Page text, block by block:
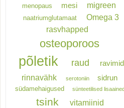
menopaus mesi migreen
naatriumglutamaat
Omega 3
rasvhapped
osteoporoos
põletik raud ravimid
rinnavähk serotoniin sidrun
südamehaigused sünteetilised
tsink vitamiinid